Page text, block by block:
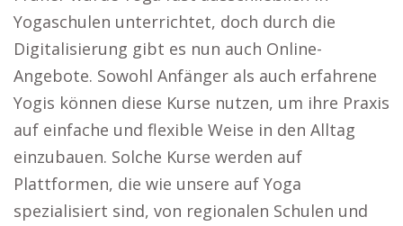
Yogaschulen unterrichtet, doch durch die
Digitalisierung gibt es nun auch Online-
Angebote. Sowohl Anfänger als auch erfahrene
Yogis können diese Kurse nutzen, um ihre Praxis
auf einfache und flexible Weise in den Alltag
einzubauen. Solche Kurse werden auf
Plattformen, die wie unsere auf Yoga
spezialisiert sind, von regionalen Schulen und